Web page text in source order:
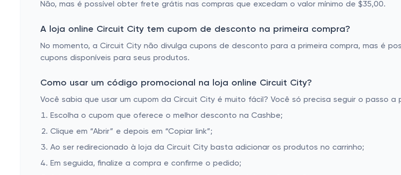
Laptop Briefcases
Mini Refrigerators
Built-in Dishwashers
VoIP
Laptop Messenger Bags
Internal Hard Drive
Countertop Dishwashers
Conferencing Telephones
Power Cables
Não, mas é possível obter frete grátis nas compras que excedam o valor mínimo de $35,00.
A loja online Circuit City tem cupom de desconto na primeira compra?
No momento, a Circuit City não divulga cupons de desconto para a primeira compra, mas é
cupons disponíveis para seus produtos.
Como usar um código promocional na loja online Circuit City?
Você sabia que usar um cupom da Circuit City é muito fácil? Você só precisa seguir o passo a
Escolha o cupom que oferece o melhor desconto na Cashbe;
Clique em “Abrir” e depois em “Copiar link”;
Ao ser redirecionado à loja da Circuit City basta adicionar os produtos no carrinho;
Em seguida, finalize a compra e confirme o pedido;